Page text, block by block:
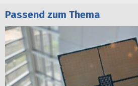
Passend zum Thema